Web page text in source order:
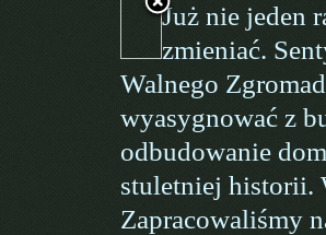
Już nie jeden
zmieniać.
Walnego
wyasygnować z
odbudowanie
stuletniej historii.
Zapracowaliśmy